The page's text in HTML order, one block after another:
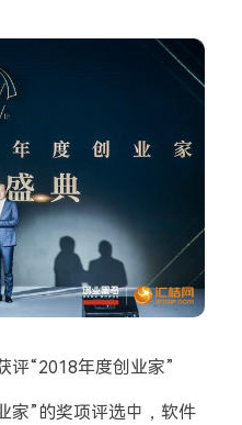
评“2018年度创业家”
家”的奖项评选中，软件